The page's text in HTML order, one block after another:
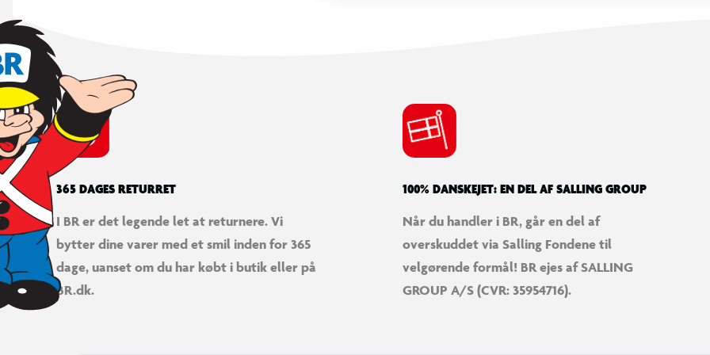
365 DAGES RETURRET
I BR er det legende let at returnere. Vi
bytter dine varer med et smil inden for 365
dage, uanset om du har købt i butik eller på
BR.dk.
100% DANSKEJET: EN DEL AF SALLING GROUP
Når du handler i BR, går en del af
overskuddet via Salling Fondene til
velgørende formål! BR ejes af SALLING
GROUP A/S (CVR: 35954716).